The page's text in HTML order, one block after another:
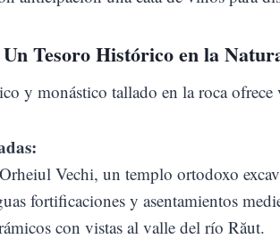
Tesoro Histórico en la
y monástico tallado en la roca ofrece
Vechi, un templo ortodoxo
fortificaciones y asentamientos
con vistas al valle del río Răut.